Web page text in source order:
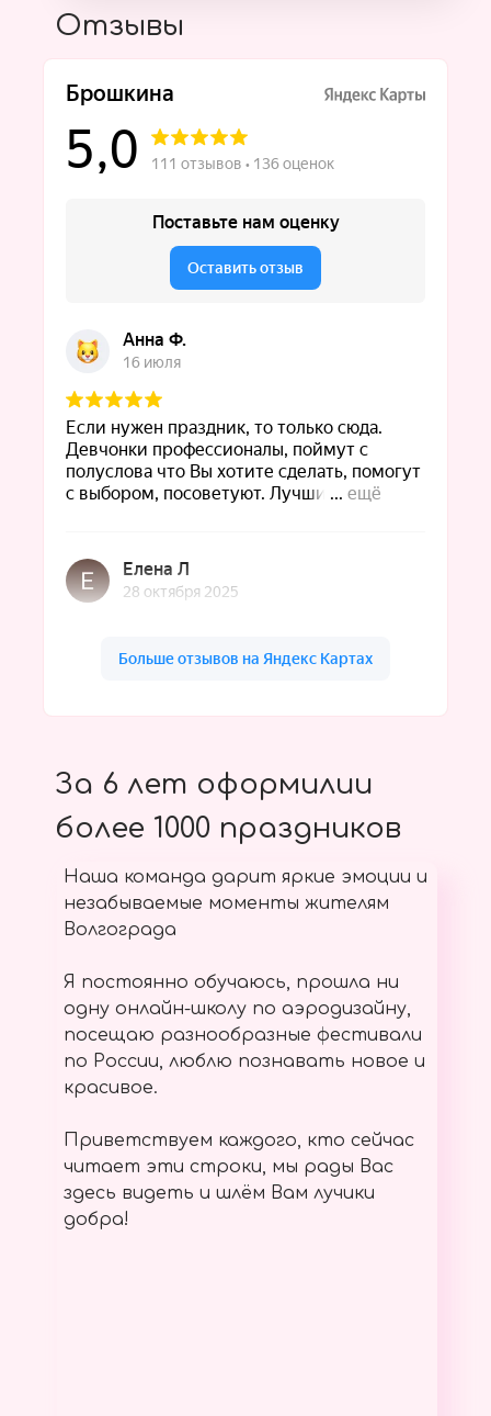
Отзывы
За 6 лет оформилии
более 1000 праздников
Наша команда дарит яркие эмоции и
незабываемые моменты жителям
Волгограда
Я постоянно обучаюсь, прошла ни
одну онлайн-школу по аэродизайну,
посещаю разнообразные фестивали
по России, люблю познавать новое и
красивое.
Приветствуем каждого, кто сейчас
читает эти строки, мы рады Вас
здесь видеть и шлём Вам лучики
добра!